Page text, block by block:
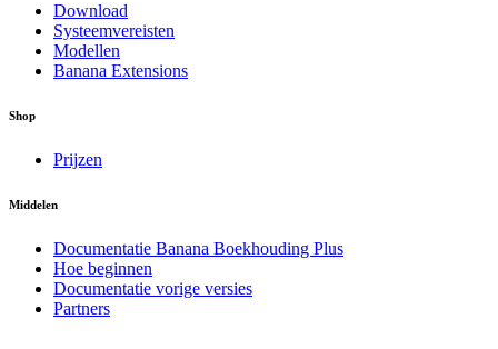
Download
Systeemvereisten
Modellen
Banana Extensions
Shop
Prijzen
Middelen
Documentatie Banana Boekhouding Plus
Hoe beginnen
Documentatie vorige versies
Partners